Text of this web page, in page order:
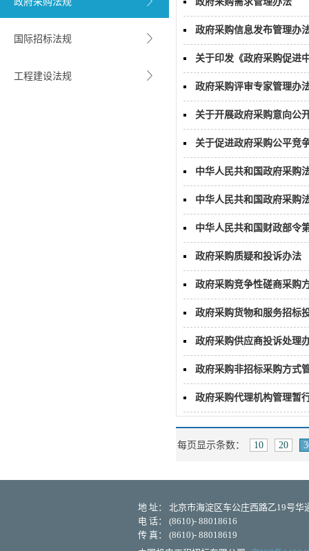
国际招标法规
工程建设法规
政府采购信息发布管理办
关于印发《政府采购促进
政府采购评审专家管理办
关于开展政府采购意向公
关于促进政府采购公平竞
中华人民共和国政府采购
中华人民共和国政府采购
中华人民共和国财政部令
政府采购质疑和投诉办法
政府采购竞争性磋商采购
政府采购货物和服务招标
政府采购供应商投诉处理
政府采购非招标采购方式
政府采购代理机构管理暂
每页显示条数： 10 20
地 址： 北京市海淀区车公庄西路乙19号华
电 话： (8610)- 88018616
传 真： (8610)- 88018619